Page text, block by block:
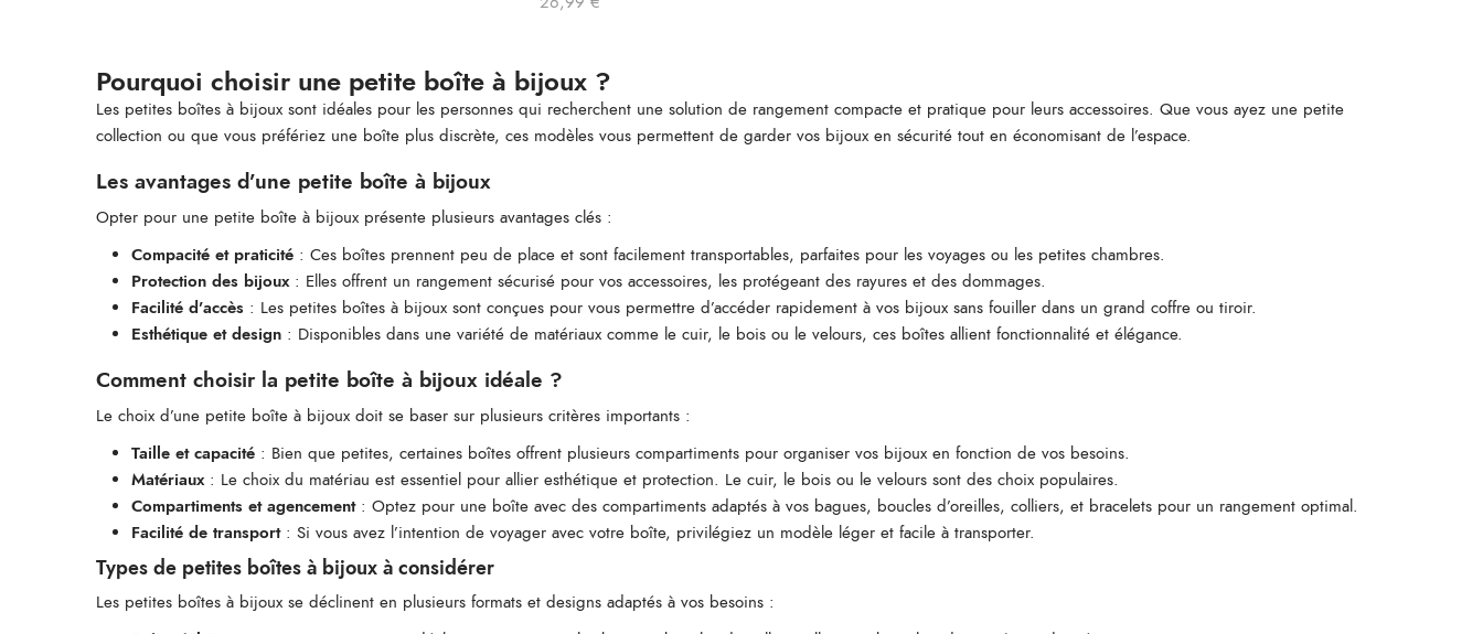
Pourquoi choisir une petite boîte à bijoux ?
Les petites boîtes à bijoux sont idéales pour les personnes qui recherchent une solution de rangement compacte et pratique pour leurs accessoires. Que vous ayez une petite
collection ou que vous préfériez une boîte plus discrète, ces modèles vous permettent de garder vos bijoux en sécurité tout en économisant de l’espace.
Les avantages d’une petite boîte à bijoux
Opter pour une petite boîte à bijoux présente plusieurs avantages clés :
Compacité et praticité : Ces boîtes prennent peu de place et sont facilement transportables, parfaites pour les voyages ou les petites chambres.
Protection des bijoux: Elles offrent un rangement sécurisé pour vos accessoires, les protégeant des rayures et des dommages.
Facilité d’accès : Les petites boîtes à bijoux sont conçues pour vous permettre d’accéder rapidement à vos bijoux sans fouiller dans un grand coffre ou tiroir.
Esthétique et design : Disponibles dans une variété de matériaux comme le cuir, le bois ou le velours, ces boîtes allient fonctionnalité et élégance.
Comment choisir la petite boîte à bijoux idéale ?
Le choix d’une petite boîte à bijoux doit se baser sur plusieurs critères importants :
Taille et capacité : Bien que petites, certaines boîtes offrent plusieurs compartiments pour organiser vos bijoux en fonction de vos besoins.
Matériaux: Le choix du matériau est essentiel pour allier esthétique et protection. Le cuir, le bois ou le velours sont des choix populaires.
Compartiments et agencement: Optez pour une boîte avec des compartiments adaptés à vos bagues, boucles d’oreilles, colliers, et bracelets pour un rangement optimal.
Facilité de transport: Si vous avez l’intention de voyager avec votre boîte, privilégiez un modèle léger et facile à transporter.
Types de petites boîtes à bijoux à considérer
Les petites boîtes à bijoux se déclinent en plusieurs formats et designs adaptés à vos besoins :